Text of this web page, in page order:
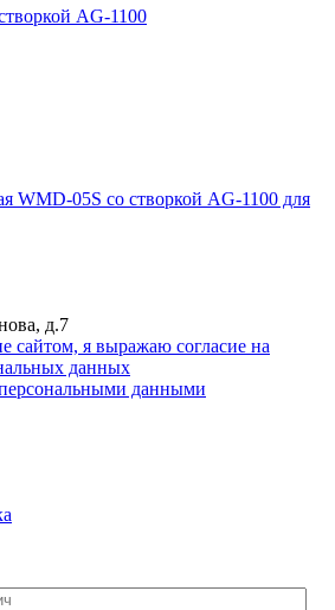
AG-1100
WMD-05S со створкой AG-1100 для
д.7
сайтом, я выражаю согласие на
данных
данными